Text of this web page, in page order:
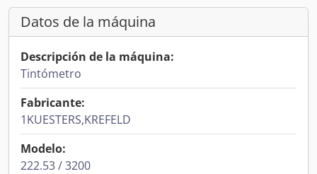
Datos de la máquina
Descripción de la máquina:
Tintómetro
Fabricante:
1KUESTERS,KREFELD
Modelo:
222.53 / 3200